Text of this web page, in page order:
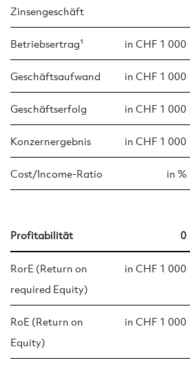
Zinsengeschäft
Betriebsertrag¹ in CHF 1 000
Geschäftsaufwand in CHF 1 000
Geschäftserfolg in CHF 1 000
Konzernergebnis in CHF 1 000
Cost/Income-Ratio in %
Profitabilität 0
RorE (Return on
required Equity)
in CHF 1 000
RoE (Return on
Equity)
in CHF 1 000